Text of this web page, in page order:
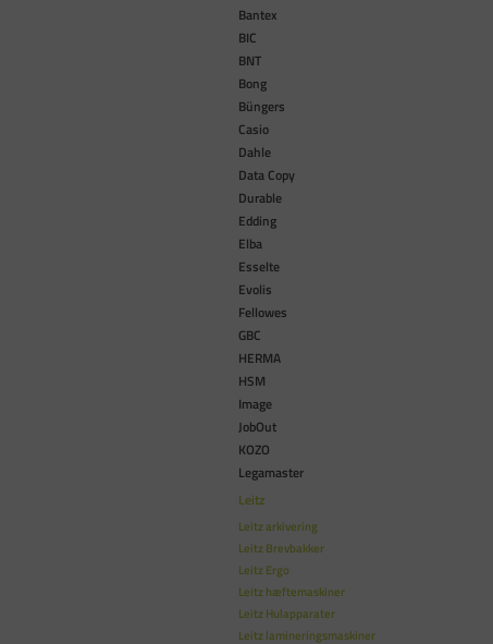
Bantex
BIC
BNT
Bong
Büngers
Casio
Dahle
Data Copy
Durable
Edding
Elba
Esselte
Evolis
Fellowes
GBC
HERMA
HSM
Image
JobOut
KOZO
Legamaster
Leitz
Leitz arkivering
Leitz Brevbakker
Leitz Ergo
Leitz hæftemaskiner
Leitz Hulapparater
Leitz lamineringsmaskiner